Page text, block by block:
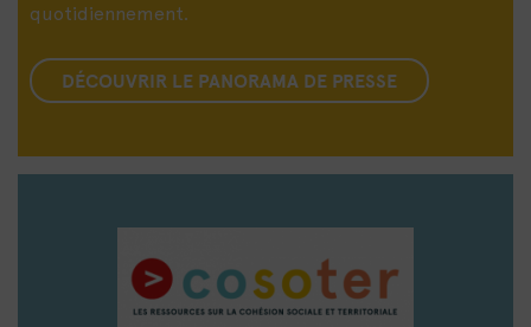
quotidiennement.
DÉCOUVRIR LE PANORAMA DE PRESSE